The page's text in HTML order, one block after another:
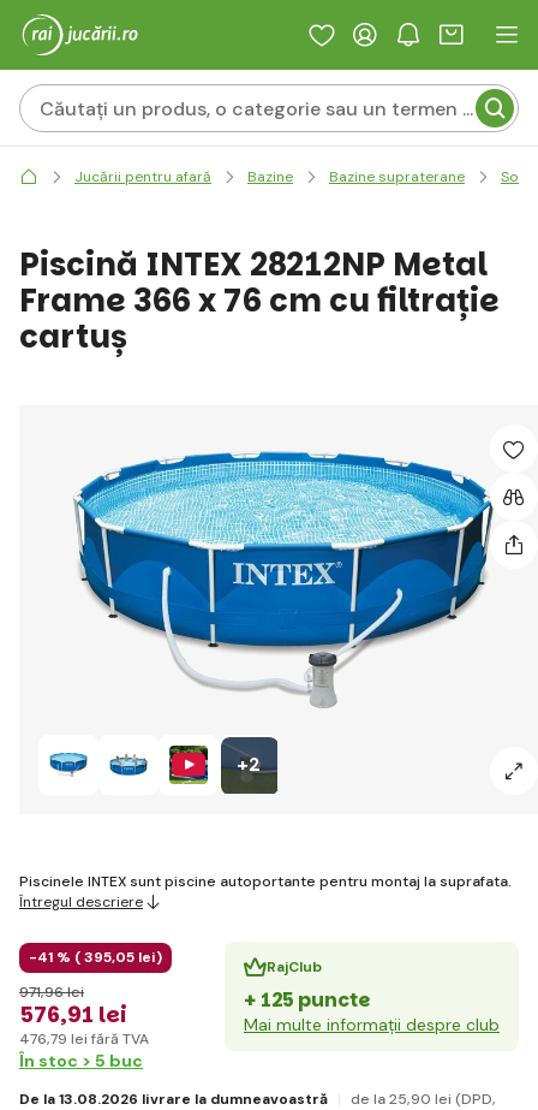
Jucării pentru afară Bazine Bazine supraterane
+2
Piscină INTEX 28212NP Metal
Frame 366 x 76 cm cu filtrație
cartuș
Piscinele INTEX sunt piscine autoportante pentru montaj la suprafata.
Întregul descriere
-41 % (395,05 lei)
576,91 lei
971,96 lei
476,79 lei fără TVA
RajClub
+ 125 puncte
Mai multe informații despre club
În stoc > 5 buc
De la 13.08.2026 livrare la dumneavoastră de la 25,90 lei (DPD,